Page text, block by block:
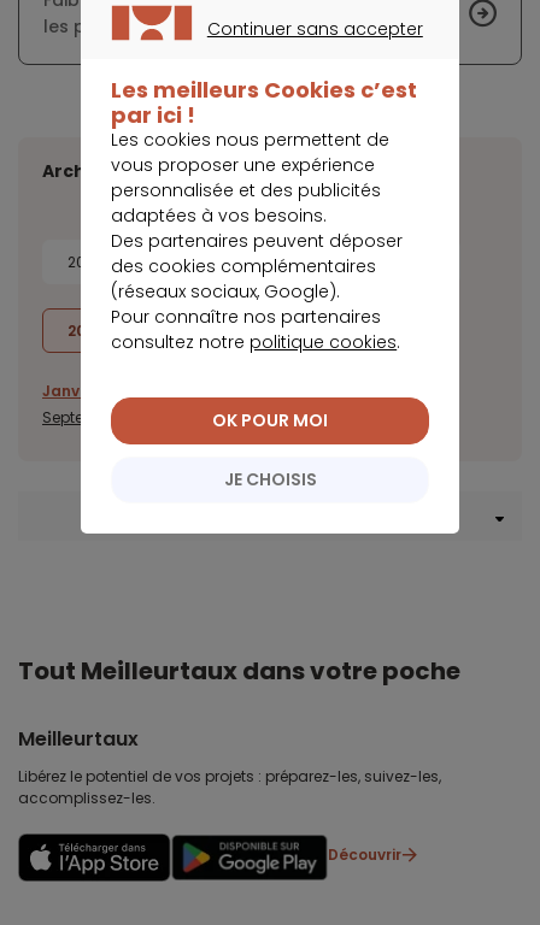
les premières soldes de 2022
Archives
2026 2025 2024
2022 2020
Janvier
Septembre
Novembre Décembre
Tout Meilleurtaux dans votre poche
Meilleurtaux
Libérez le potentiel de vos projets : préparez-les, suivez-les,
accomplissez-les.
Découvrir
Continuer sans accepter
Les meilleurs Cookies c’est
par ici !
Les cookies nous permettent de
vous proposer une expérience
personnalisée et des publicités
adaptées à vos besoins.
Des partenaires peuvent déposer
des cookies complémentaires
(réseaux sociaux, Google).
Pour connaître nos partenaires
consultez notre politique cookies.
JE CHOISIS
OK POUR MOI